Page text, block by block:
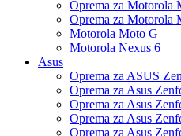
Oprema za Motorola
Oprema za Motorola
Motorola Moto G
Motorola Nexus 6
Asus
Oprema za ASUS
Oprema za Asus
Oprema za Asus
Oprema za Asus
Oprema za Asus